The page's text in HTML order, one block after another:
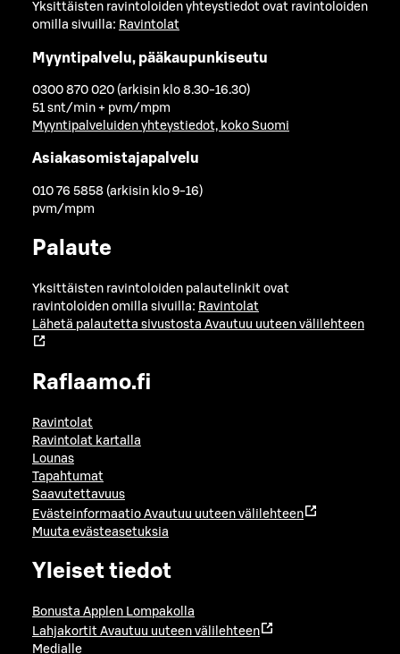
Yksittäisten ravintoloiden yhteystiedot ovat ravintoloiden
omilla sivuilla: Ravintolat
Myyntipalvelu, pääkaupunkiseutu
0300 870 020 (arkisin klo 8.30-16.30)
51 snt/min + pvm/mpm
Myyntipalveluiden yhteystiedot, koko Suomi
Asiakasomistajapalvelu
010 76 5858 (arkisin klo 9-16)
pvm/mpm
Palaute
Yksittäisten ravintoloiden palautelinkit ovat
ravintoloiden omilla sivuilla: Ravintolat
Lähetä palautetta sivustosta Avautuu uuteen välilehteen
Raflaamo.fi
Ravintolat
Ravintolat kartalla
Lounas
Tapahtumat
Saavutettavuus
Evästeinformaatio Avautuu uuteen välilehteen
Muuta evästeasetuksia
Yleiset tiedot
Bonusta Applen Lompakolla
Lahjakortit Avautuu uuteen välilehteen
Medialle